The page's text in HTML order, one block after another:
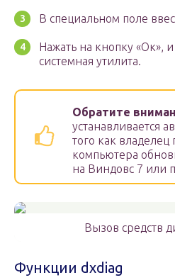
В специальном поле
Нажать на кнопку «Ок»,
системная утилита.
Обратите
устанавливается
того как владелец
компьютера
на Виндовс 7 или
Вызов средств
Функции dxdiag